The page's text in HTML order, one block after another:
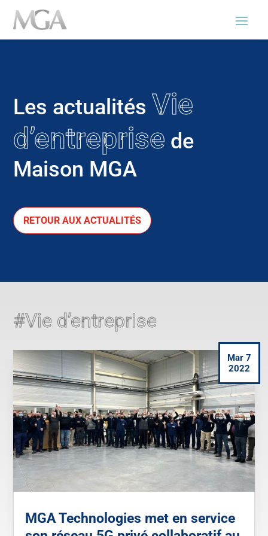
Les actualités Vie
d’entreprise de
Maison MGA
RETOUR AUX ACTUALITÉS
#Vie d’entreprise
MGA Technologies met en service
Mar 7
2022